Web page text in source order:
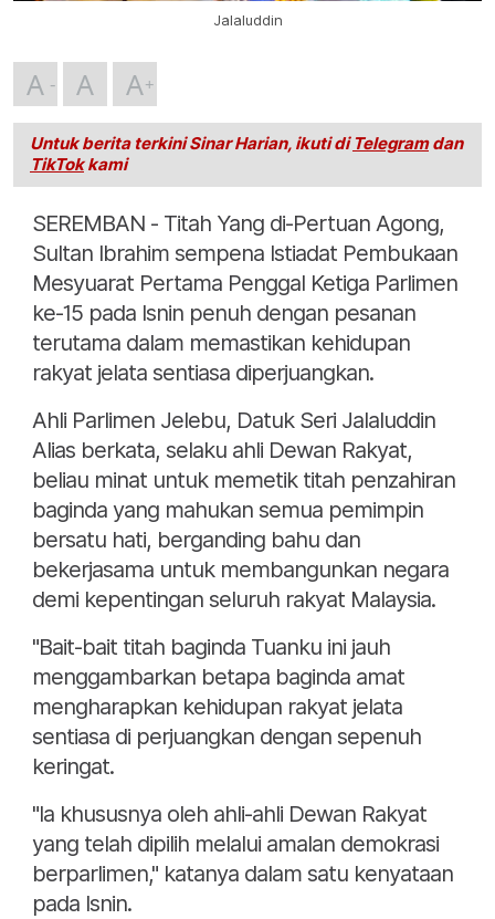
Jalaluddin
A A A
Untuk berita terkini Sinar Harian, ikuti di Telegramdan
TikTokkami
SEREMBAN - Titah Yang di-Pertuan Agong,
Sultan Ibrahim sempena Istiadat Pembukaan
Mesyuarat Pertama Penggal Ketiga Parlimen
ke-15 pada Isnin penuh dengan pesanan
terutama dalam memastikan kehidupan
rakyat jelata sentiasa diperjuangkan.
Ahli Parlimen Jelebu, Datuk Seri Jalaluddin
Alias berkata, selaku ahli Dewan Rakyat,
beliau minat untuk memetik titah penzahiran
baginda yang mahukan semua pemimpin
bersatu hati, berganding bahu dan
bekerjasama untuk membangunkan negara
demi kepentingan seluruh rakyat Malaysia.
"Bait-bait titah baginda Tuanku ini jauh
menggambarkan betapa baginda amat
mengharapkan kehidupan rakyat jelata
sentiasa di perjuangkan dengan sepenuh
keringat.
"Ia khususnya oleh ahli-ahli Dewan Rakyat
yang telah dipilih melalui amalan demokrasi
berparlimen," katanya dalam satu kenyataan
pada Isnin.